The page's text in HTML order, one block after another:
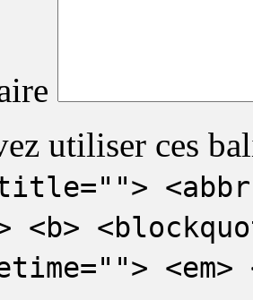
utiliser ces